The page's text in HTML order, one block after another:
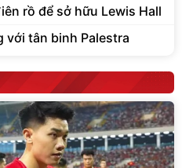
rồ để sở hữu Lewis Hall
với tân binh Palestra